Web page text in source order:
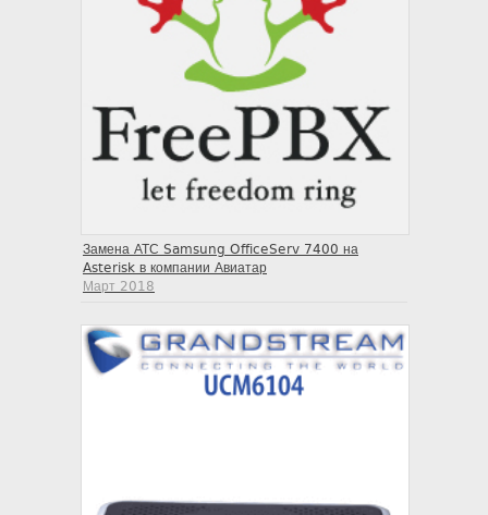
Замена АТС Samsung OfficeServ 7400 на
Asterisk в компании Авиатар
Март 2018